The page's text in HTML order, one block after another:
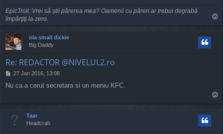
EpicTroll: Vrei să ştii părerea mea? Oamenii cu păreri ar trebui degrabă
împărţiţi la zero.
o
ola small dickie
Big Daddy
Re: REDACTOR @NIVELUL2.ro
P
s
27 Jan 2016, 13:08
Nu ca a cerut secretara si un meniu KFC.
Taar
Headcrab